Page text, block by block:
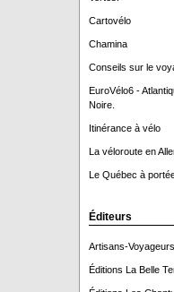
Cartovélo
Chamina
Conseils sur le
EuroVélo6 -
Noire.
Itinérance à vélo
La véloroute en
Le Québec à
Éditeurs
Artisans-
Éditions La Belle